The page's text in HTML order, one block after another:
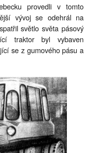
provedli v tomto
vývoj se odehrál na
světlo světa pásový
traktor byl vybaven
se z gumového pásu a